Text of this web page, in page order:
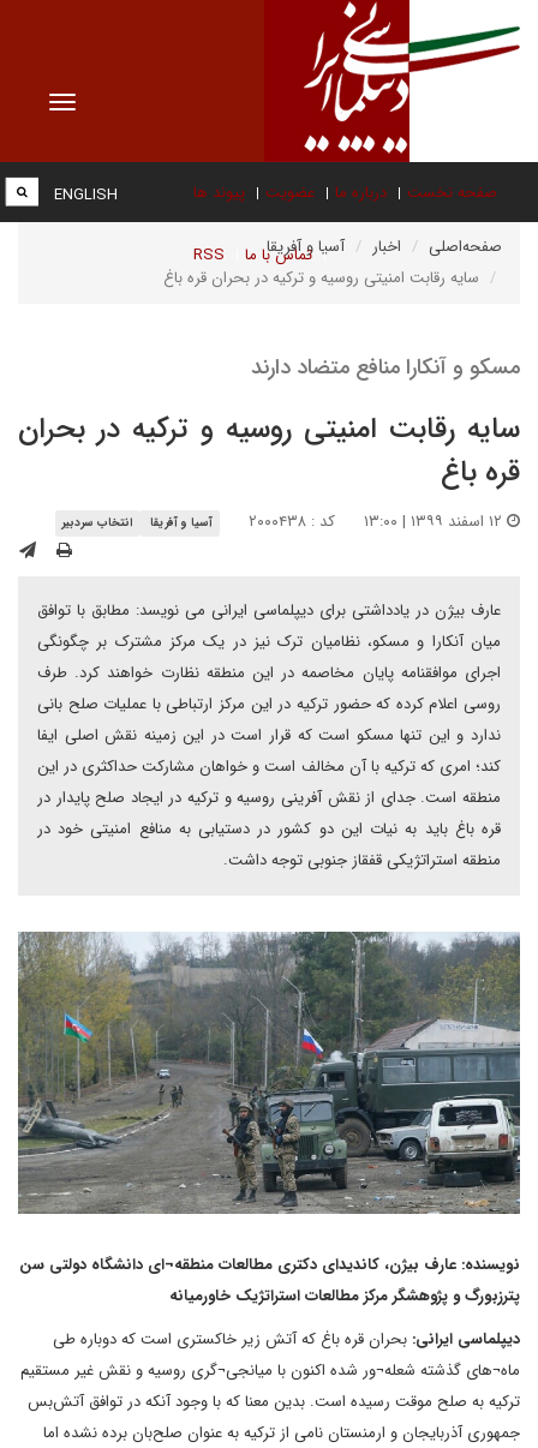
Toggle
صفحه نخست درباره ما عضویت پیوند ها
تماس با ما RSS
ENGLISH
صفحه‌اصلی اخبار
آسیا و آفریقا
سایه رقابت امنیتی روسیه و ترکیه در بحران قره باغ
مسکو و آنکارا منافع متضاد دارند
سایه رقابت امنیتی روسیه و ترکیه در بحران
قره باغ
کد : ۲۰۰۰۴۳۸ آسیا و آفریقا انتخاب سردبیر
عارف بیژن در یادداشتی برای دیپلماسی ایرانی می نویسد: مطابق با توافق
میان آنکارا و مسکو، نظامیان ترک نیز در یک مرکز مشترک بر چگونگی
اجرای موافقنامه پایان مخاصمه در این منطقه نظارت خواهند کرد. طرف
روسی اعلام کرده که حضور ترکیه در این مرکز ارتباطی با عملیات صلح بانی
ندارد و این تنها مسکو است که قرار است در این زمینه نقش اصلی ایفا
کند؛ امری که ترکیه با آن مخالف است و خواهان مشارکت حداکثری در این
منطقه است. جدای از نقش آفرینی روسیه و ترکیه در ایجاد صلح پایدار در
قره باغ باید به نیات این دو کشور در دستیابی به منافع امنیتی خود در
منطقه استراتژیکی قفقاز جنوبی توجه داشت.
نویسنده: عارف بیژن، کاندیدای دکتری مطالعات منطقه¬ای دانشگاه دولتی سن
پترزبورگ و پژوهشگر مرکز مطالعات استراتژیک خاورمیانه
دیپلماسی ایرانی: بحران قره باغ که آتش زیر خاکستری است که دوباره طی
ماه¬های گذشته شعله¬ور شده اکنون با میانجی¬گری روسیه و نقش غیر مستقیم
ترکیه به صلح موقت رسیده است. بدین معنا که با وجود آنکه در توافق آتش‌بس
جمهوری آذربایجان و ارمنستان نامی از ترکیه به عنوان صلح‌بان برده نشده اما